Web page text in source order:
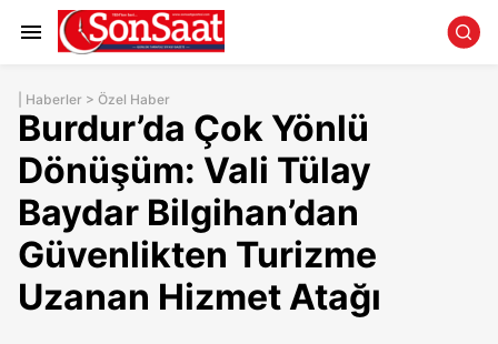
Haberler > Özel Haber
Burdur’da Çok Yönlü
Dönüşüm: Vali Tülay
Baydar Bilgihan’dan
Güvenlikten Turizme
Uzanan Hizmet Atağı